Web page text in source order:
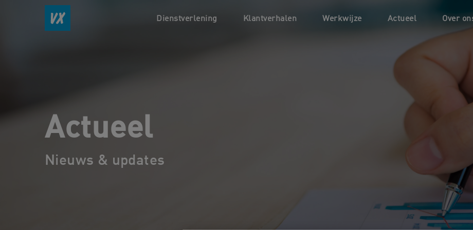
Dienstverlening Klantverhalen Werkwijze Actueel Over
Actueel
Nieuws & updates